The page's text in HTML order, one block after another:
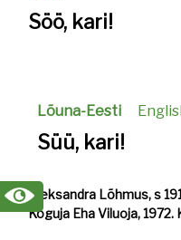
Söö, kari!
Lõuna-Eesti
Süü, kari!
Aleksandra Lõhmus, s
Koguja Eha Viluoja, 1972.